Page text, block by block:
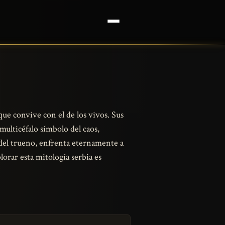
convive con el de los vivos. Sus
símbolo del caos,
trueno, enfrenta eternamente a
esta mitología serbia es